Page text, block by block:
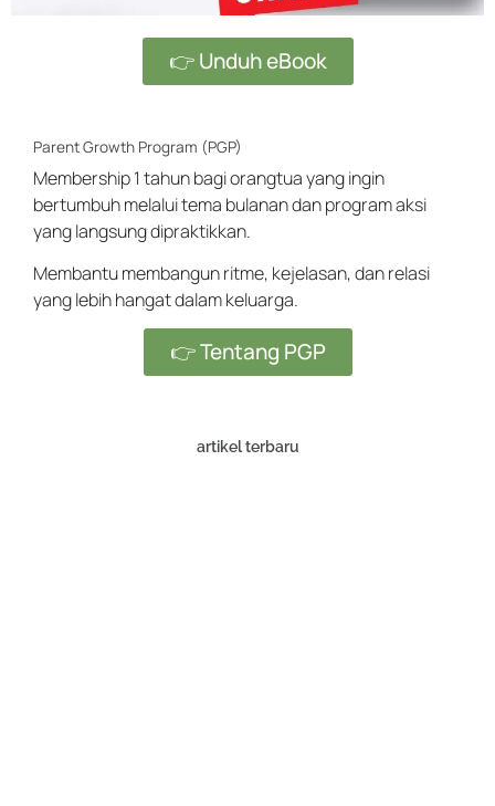
👉 Unduh eBook
Parent Growth Program (PGP)
Membership 1 tahun bagi orangtua yang ingin
bertumbuh melalui tema bulanan dan program aksi
yang langsung dipraktikkan.
Membantu membangun ritme, kejelasan, dan relasi
yang lebih hangat dalam keluarga.
👉 Tentang PGP
artikel terbaru